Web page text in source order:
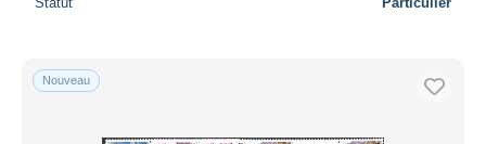
Nouveau